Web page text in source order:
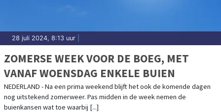
28 juli 2024, 8:13 uur
ZOMERSE WEEK VOOR DE BOEG, MET
VANAF WOENSDAG ENKELE BUIEN
NEDERLAND - Na een prima weekend blijft het ook de komende dagen
nog uitstekend zomerweer. Pas midden in de week nemen de
buienkansen wat toe waarbij [...]